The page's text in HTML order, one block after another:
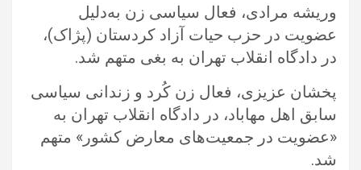
وریشه مرادی، فعال سیاسی زن به‌دلیل
عضویت در حزب حیات آزاد کردستان (پژاک)،
در دادگاه انقلاب تهران به بغی متهم شد.‏
پخشان عزیزی، فعال زن کُرد و زندانی سیاسی
سابق اهل مهاباد، در دادگاه انقلاب تهران به
«عضویت در جمعیت‌های معارض کشور» ‏متهم
شد.‏